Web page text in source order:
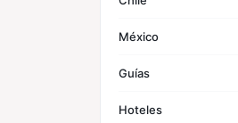
México
Guías
Hoteles